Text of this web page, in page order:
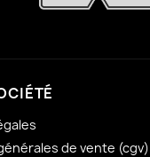
de vente (cgv)